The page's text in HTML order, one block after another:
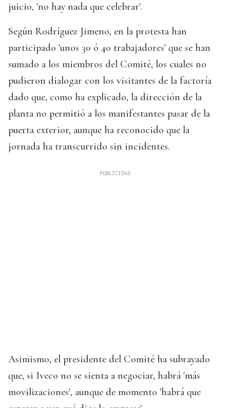
juicio, 'no hay nada que celebrar'.
Según Rodríguez Jimeno, en la protesta han
participado 'unos 30 ó 40 trabajadores' que se han
sumado a los miembros del Comité, los cuales no
pudieron dialogar con los visitantes de la factoría
dado que, como ha explicado, la dirección de la
planta no permitió a los manifestantes pasar de la
puerta exterior, aunque ha reconocido que la
jornada ha transcurrido sin incidentes.
Asimismo, el presidente del Comité ha subrayado
que, si Iveco no se sienta a negociar, habrá 'más
movilizaciones', aunque de momento 'habrá que